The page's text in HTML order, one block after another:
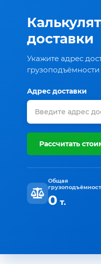
доставки
Укажите адрес
Адрес доставки
Рассчитать
Общая
0 т.